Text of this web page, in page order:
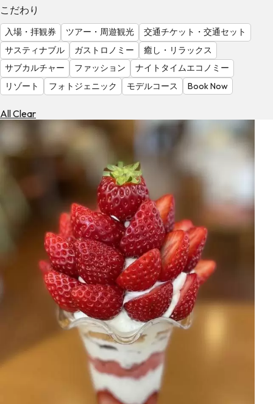
調
べ
る
天
気
を
見
る
こだわり
入場・拝観券 ツアー・周遊観光
交通チケット・交通セット
サスティナブル
ガストロノミー
癒し・リラックス
サブカルチャー
ファッション
ナイトタイムエコノミー
リゾート
フォトジェニック モデルコース Book Now
All Clear